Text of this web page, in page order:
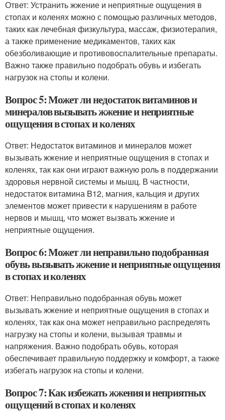
Ответ: Устранить жжение и неприятные ощущения в
стопах и коленях можно с помощью различных методов,
таких как лечебная физкультура, массаж, физиотерапия,
а также применение медикаментов, таких как
обезболивающие и противовоспалительные препараты.
Важно также правильно подобрать обувь и избегать
нагрузок на стопы и колени.
Вопрос 5: Может ли недостаток витаминов и
минералов вызывать жжение и неприятные
ощущения в стопах и коленях
Ответ: Недостаток витаминов и минералов может
вызывать жжение и неприятные ощущения в стопах и
коленях, так как они играют важную роль в поддержании
здоровья нервной системы и мышц. В частности,
недостаток витамина B12, магния, кальция и других
элементов может привести к нарушениям в работе
нервов и мышц, что может вызвать жжение и
неприятные ощущения.
Вопрос 6: Может ли неправильно подобранная
обувь вызывать жжение и неприятные ощущения
в стопах и коленях
Ответ: Неправильно подобранная обувь может
вызывать жжение и неприятные ощущения в стопах и
коленях, так как она может неправильно распределять
нагрузку на стопы и колени, вызывая травмы и
напряжения. Важно подобрать обувь, которая
обеспечивает правильную поддержку и комфорт, а также
избегать нагрузок на стопы и колени.
Вопрос 7: Как избежать жжения и неприятных
ощущений в стопах и коленях